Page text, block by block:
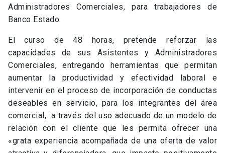
Administradores Comerciales, para trabajadores de
Banco Estado.
El curso de 48 horas, pretende reforzar las
capacidades de sus Asistentes y Administradores
Comerciales, entregando herramientas que permitan
aumentar la productividad y efectividad laboral e
intervenir en el proceso de incorporación de conductas
deseables en servicio, para los integrantes del área
comercial, a través del uso adecuado de un modelo de
relación con el cliente que les permita ofrecer una
«grata experiencia acompañada de una oferta de valor